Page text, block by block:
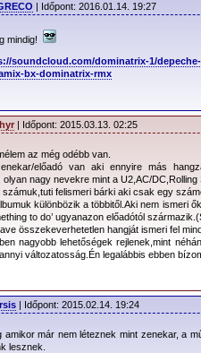
| Időpont: 2016.01.14. 19:27
mindig!
soundcloud.com/dominatrix-1/
bx-dominatrix-rmx
| Időpont: 2015.03.13. 02:25
az még odébb van.
előadó van aki ennyire más
olyan nagy nevekre mint a U2,AC/
számuk,tuti felismeri bárki aki csak egy
különbözik a többitől.Aki nem ismeri
to do’ ugyanazon előadótól
összekeverhetetlen hangját ismeri fel
nagyobb lehetőségek rejlenek,mint
változatosság.Én legalábbis ebben
| Időpont: 2015.02.14. 19:24
amikor már nem léteznek mint zenekar, a
lesznek.